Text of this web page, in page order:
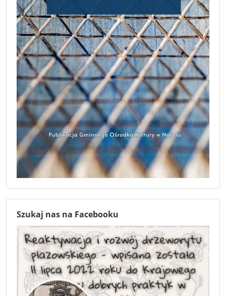
Szukaj nas na Facebooku